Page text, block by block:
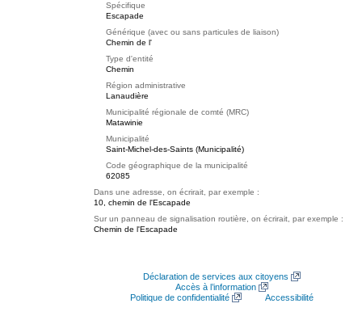
Spécifique
Escapade
Générique (avec ou sans particules de liaison)
Chemin de l'
Type d'entité
Chemin
Région administrative
Lanaudière
Municipalité régionale de comté (MRC)
Matawinie
Municipalité
Saint-Michel-des-Saints (Municipalité)
Code géographique de la municipalité
62085
Dans une adresse, on écrirait, par exemple :
10, chemin de l'Escapade
Sur un panneau de signalisation routière, on écrirait, par exemple :
Chemin de l'Escapade
Déclaration de services aux citoyens
Accès à l’information
Politique de confidentialité
Accessibilité